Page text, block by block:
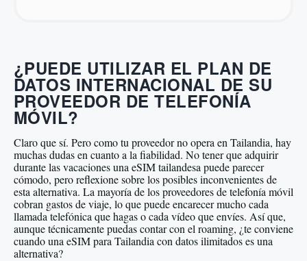
¿PUEDE UTILIZAR EL PLAN DE
DATOS INTERNACIONAL DE SU
PROVEEDOR DE TELEFONÍA
MÓVIL?
Claro que sí. Pero como tu proveedor no opera en Tailandia, hay
muchas dudas en cuanto a la fiabilidad. No tener que adquirir
durante las vacaciones una eSIM tailandesa puede parecer
cómodo, pero reflexione sobre los posibles inconvenientes de
esta alternativa. La mayoría de los proveedores de telefonía móvil
cobran gastos de viaje, lo que puede encarecer mucho cada
llamada telefónica que hagas o cada vídeo que envíes. Así que,
aunque técnicamente puedas contar con el roaming, ¿te conviene
cuando una eSIM para Tailandia con datos ilimitados es una
alternativa?